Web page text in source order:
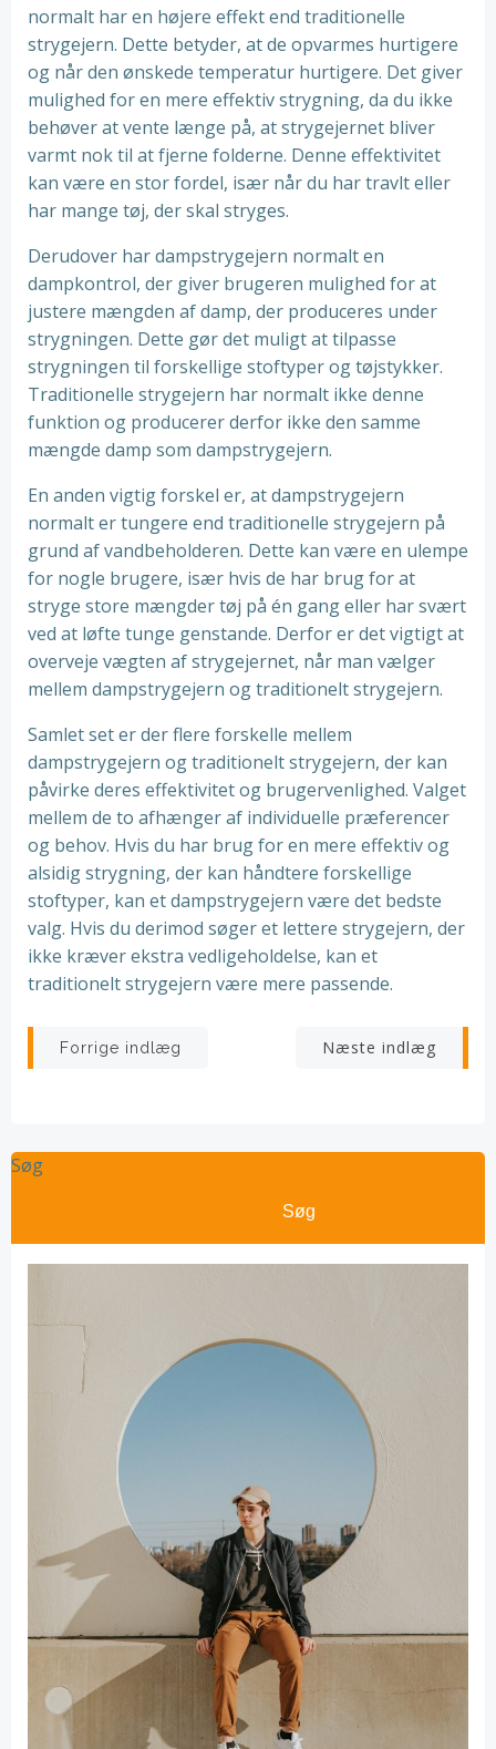
normalt har en højere effekt end traditionelle
strygejern. Dette betyder, at de opvarmes hurtigere
og når den ønskede temperatur hurtigere. Det giver
mulighed for en mere effektiv strygning, da du ikke
behøver at vente længe på, at strygejernet bliver
varmt nok til at fjerne folderne. Denne effektivitet
kan være en stor fordel, især når du har travlt eller
har mange tøj, der skal stryges.
Derudover har dampstrygejern normalt en
dampkontrol, der giver brugeren mulighed for at
justere mængden af ​​damp, der produceres under
strygningen. Dette gør det muligt at tilpasse
strygningen til forskellige stoftyper og tøjstykker.
Traditionelle strygejern har normalt ikke denne
funktion og producerer derfor ikke den samme
mængde damp som dampstrygejern.
En anden vigtig forskel er, at dampstrygejern
normalt er tungere end traditionelle strygejern på
grund af vandbeholderen. Dette kan være en ulempe
for nogle brugere, især hvis de har brug for at
stryge store mængder tøj på én gang eller har svært
ved at løfte tunge genstande. Derfor er det vigtigt at
overveje vægten af ​​strygejernet, når man vælger
mellem dampstrygejern og traditionelt strygejern.
Samlet set er der flere forskelle mellem
dampstrygejern og traditionelt strygejern, der kan
påvirke deres effektivitet og brugervenlighed. Valget
mellem de to afhænger af individuelle præferencer
og behov. Hvis du har brug for en mere effektiv og
alsidig strygning, der kan håndtere forskellige
stoftyper, kan et dampstrygejern være det bedste
valg. Hvis du derimod søger et lettere strygejern, der
ikke kræver ekstra vedligeholdelse, kan et
traditionelt strygejern være mere passende.
Indlægsnavigation
Forrige indlæg Næste indlæg
Søg
Søg